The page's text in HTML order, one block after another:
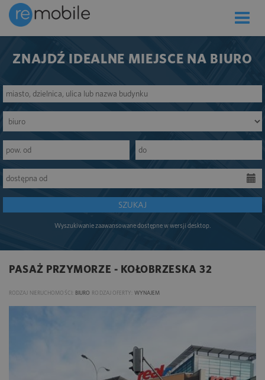
Toggle
ZNAJDŹ IDEALNE MIEJSCE NA BIURO
SZUKAJ
Wyszukiwanie zaawansowane dostępne w wersji desktop.
PASAŻ PRZYMORZE - KOŁOBRZESKA 32
RODZAJ NIERUCHOMOŚCI: BIURO RODZAJ OFERTY: WYNAJEM